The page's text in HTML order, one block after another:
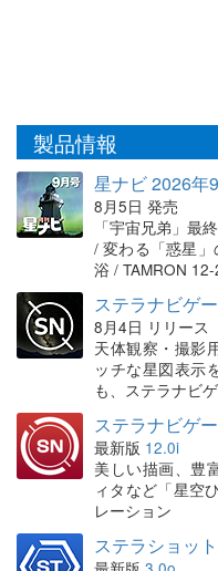
製品情報
星ナビ 2026年
8月5日 発売
「宇宙兄弟」最
/ 変わる「惑星
浴 / TAMRON
ステラナビゲ
8月4日 リリース
天体観察・撮影
ッチな星図表示
も、ステラナビゲ
ステラナビゲ
最新版 12.0i
美しい描画、豊
ィタなど「星空
レーション
ステラショッ